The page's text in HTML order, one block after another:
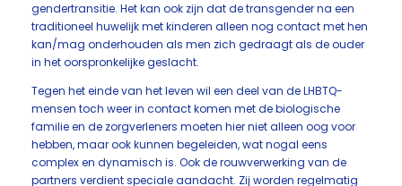
gendertransitie. Het kan ook zijn dat de transgender na een
traditioneel huwelijk met kinderen alleen nog contact met hen
kan/mag onderhouden als men zich gedraagt als de ouder
in het oorspronkelijke geslacht.
Tegen het einde van het leven wil een deel van de LHBTQ-
mensen toch weer in contact komen met de biologische
familie en de zorgverleners moeten hier niet alleen oog voor
hebben, maar ook kunnen begeleiden, wat nogal eens
complex en dynamisch is. Ook de rouwverwerking van de
partners verdient speciale aandacht. Zij worden regelmatig